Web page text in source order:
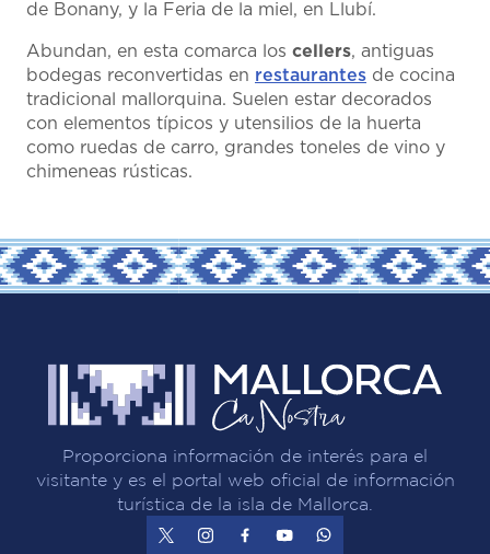
de Bonany, y la Feria de la miel, en Llubí.
Abundan, en esta comarca los cellers, antiguas
bodegas reconvertidas en restaurantes de cocina
tradicional mallorquina. Suelen estar decorados
con elementos típicos y utensilios de la huerta
como ruedas de carro, grandes toneles de vino y
chimeneas rústicas.
Proporciona información de interés para el
visitante y es el portal web oficial de información
turística de la isla de Mallorca.